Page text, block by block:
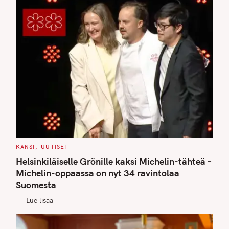
C
T
E
G
O
R
I
S
KANSI UUTISET
Helsinkiläiselle Grönille kaksi Michelin-tähteä –
Michelin-oppaassa on nyt 34 ravintolaa
Suomesta
Lue lisää